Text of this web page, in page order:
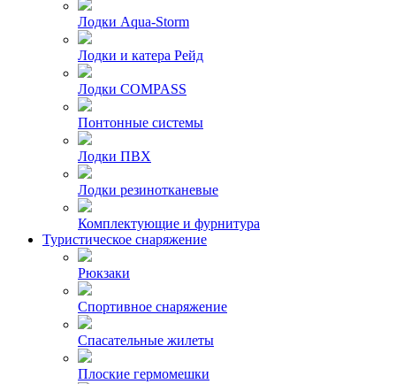
Лодки Aqua-Storm
Лодки и катера Рейд
Лодки COMPASS
Понтонные системы
Лодки ПВХ
Лодки резинотканевые
Комплектующие и фурнитура
Туристическое снаряжение
Рюкзаки
Спортивное снаряжение
Спасательные жилеты
Плоские гермомешки